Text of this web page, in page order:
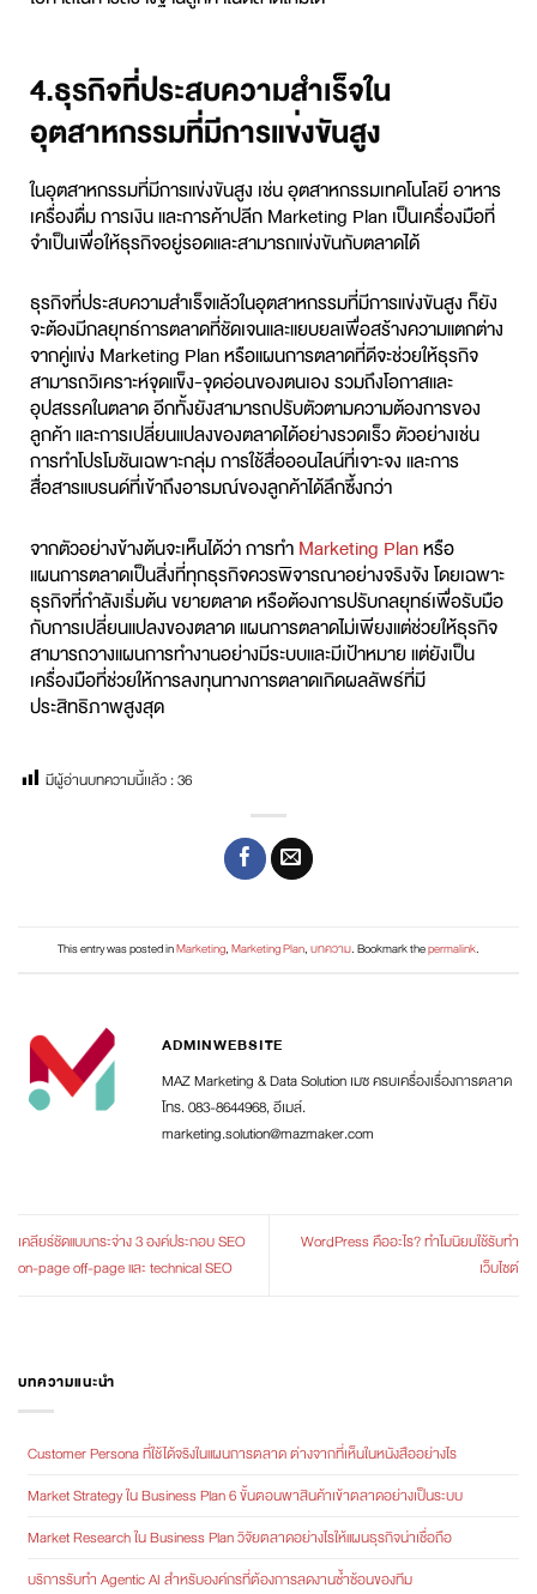
4.ธุรกิจที่ประสบความสำเร็จใน
อุตสาหกรรมที่มีการแข่งขันสูง
ในอุตสาหกรรมที่มีการแข่งขันสูง เช่น อุตสาหกรรมเทคโนโลยี อาหาร
เครื่องดื่ม การเงิน และการค้าปลีก Marketing Plan เป็นเครื่องมือที่
จำเป็นเพื่อให้ธุรกิจอยู่รอดและสามารถแข่งขันกับตลาดได้
ธุรกิจที่ประสบความสำเร็จแล้วในอุตสาหกรรมที่มีการแข่งขันสูง ก็ยัง
จะต้องมีกลยุทธ์การตลาดที่ชัดเจนและแยบยลเพื่อสร้างความแตกต่าง
จากคู่แข่ง Marketing Plan หรือแผนการตลาดที่ดีจะช่วยให้ธุรกิจ
สามารถวิเคราะห์จุดแข็ง-จุดอ่อนของตนเอง รวมถึงโอกาสและ
อุปสรรคในตลาด อีกทั้งยังสามารถปรับตัวตามความต้องการของ
ลูกค้า และการเปลี่ยนแปลงของตลาดได้อย่างรวดเร็ว ตัวอย่างเช่น
การทำโปรโมชันเฉพาะกลุ่ม การใช้สื่อออนไลน์ที่เจาะจง และการ
สื่อสารแบรนด์ที่เข้าถึงอารมณ์ของลูกค้าได้ลึกซึ้งกว่า
จากตัวอย่างข้างต้นจะเห็นได้ว่า การทำMarketing Planหรือ
แผนการตลาดเป็นสิ่งที่ทุกธุรกิจควรพิจารณาอย่างจริงจัง โดยเฉพาะ
ธุรกิจที่กำลังเริ่มต้น ขยายตลาด หรือต้องการปรับกลยุทธ์เพื่อรับมือ
กับการเปลี่ยนแปลงของตลาด แผนการตลาดไม่เพียงแต่ช่วยให้ธุรกิจ
สามารถวางแผนการทำงานอย่างมีระบบและมีเป้าหมาย แต่ยังเป็น
เครื่องมือที่ช่วยให้การลงทุนทางการตลาดเกิดผลลัพธ์ที่มี
ประสิทธิภาพสูงสุด
มีผู้อ่านบทความนี้เเล้ว :36
This entry was posted inMarketing,Marketing Plan,บทความ. Bookmark thepermalink.
ADMINWEBSITE
MAZ Marketing & Data Solution เมซ ครบเครื่องเรื่องการตลาด
โทร. 083-8644968, อีเมล์.
marketing.solution@mazmaker.com
เคลียร์ชัดแบบกระจ่าง 3 องค์ประกอบ SEO
on-page off-page และ technical SEO
WordPress คืออะไร? ทำไมนิยมใช้รับทำ
เว็บไซต์
บทความแนะนำ
Customer Persona ที่ใช้ได้จริงในแผนการตลาด ต่างจากที่เห็นในหนังสืออย่างไร
Market Strategy ใน Business Plan 6 ขั้นตอนพาสินค้าเข้าตลาดอย่างเป็นระบบ
Market Research ใน Business Plan วิจัยตลาดอย่างไรให้แผนธุรกิจน่าเชื่อถือ
บริการรับทำ Agentic AI สำหรับองค์กรที่ต้องการลดงานซ้ำซ้อนของทีม